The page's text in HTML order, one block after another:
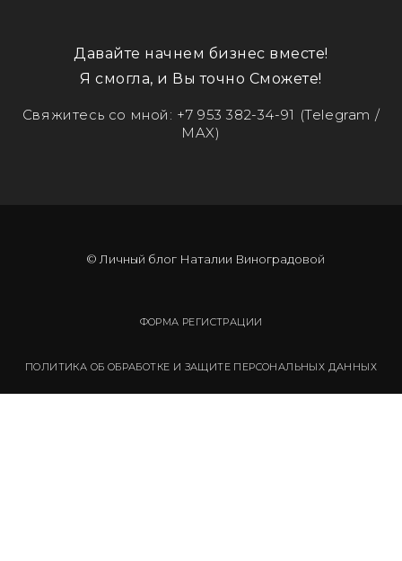
Давайте начнем бизнес вместе!
Я смогла, и Вы точно Сможете!
Свяжитесь со мной: +7 953 382-34-91 (Telegram /
MAX)
© Личный блог Наталии Виноградовой
ФОРМА РЕГИСТРАЦИИ
ПОЛИТИКА ОБ ОБРАБОТКЕ И ЗАЩИТЕ ПЕРСОНАЛЬНЫХ ДАННЫХ